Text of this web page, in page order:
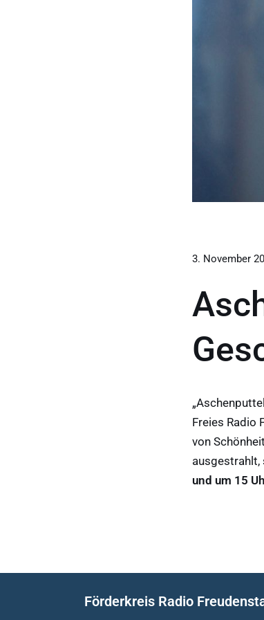
3. November
Freies Radio
von
ausgestrahlt,
und um 15
Förderkreis Radio